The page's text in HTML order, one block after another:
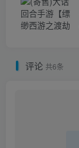
评论 共6条